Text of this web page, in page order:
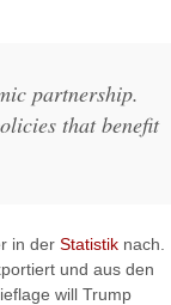
partnership.
that benefit
in der Statistik nach.
und aus den
will Trump